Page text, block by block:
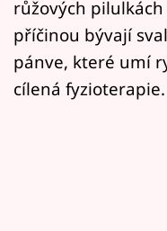
růžových
příčinou bývají
pánve, které umí
cílená fyzioterapie.